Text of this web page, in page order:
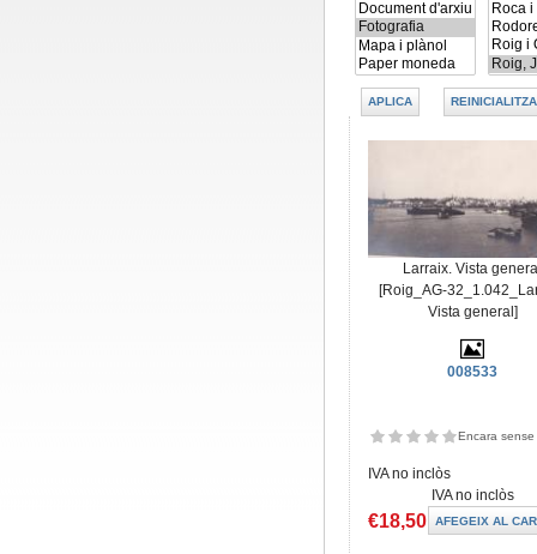
Larraix. Vista
[Roig_AG-
Vista general]
008533
Encara sense
IVA no inclòs
IVA no inclòs
€18,50